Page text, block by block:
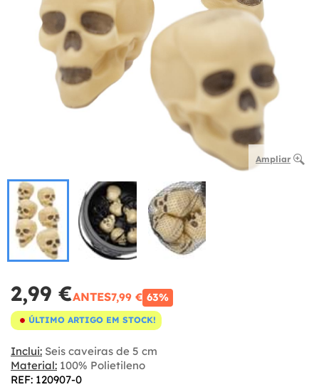
Ampliar
2,99 €ANTES7,99 € 63%
ÚLTIMO ARTIGO EM STOCK!
Inclui: Seis caveiras de 5 cm
Material: 100% Polietileno
REF: 120907-0